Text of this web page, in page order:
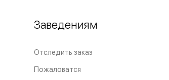
Заведениям
Отследить заказ
Пожаловатся